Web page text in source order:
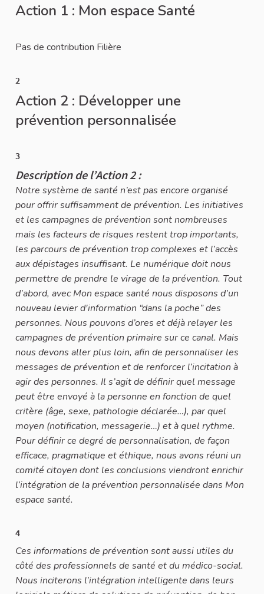
Action 1 : Mon espace Santé
Pas de contribution Filière
2
Action 2 : Développer une
prévention personnalisée
3
Description de l’Action 2 :
Notre système de santé n’est pas encore organisé
pour offrir suffisamment de prévention. Les initiatives
et les campagnes de prévention sont nombreuses
mais les facteurs de risques restent trop importants,
les parcours de prévention trop complexes et l’accès
aux dépistages insuffisant. Le numérique doit nous
permettre de prendre le virage de la prévention. Tout
d’abord, avec Mon espace santé nous disposons d’un
nouveau levier d'information “dans la poche” des
personnes. Nous pouvons d’ores et déjà relayer les
campagnes de prévention primaire sur ce canal. Mais
nous devons aller plus loin, afin de personnaliser les
messages de prévention et de renforcer l’incitation à
agir des personnes. Il s’agit de définir quel message
peut être envoyé à la personne en fonction de quel
critère (âge, sexe, pathologie déclarée…), par quel
moyen (notification, messagerie…) et à quel rythme.
Pour définir ce degré de personnalisation, de façon
efficace, pragmatique et éthique, nous avons réuni un
comité citoyen dont les conclusions viendront enrichir
l’intégration de la prévention personnalisée dans Mon
espace santé.
4
Ces informations de prévention sont aussi utiles du
côté des professionnels de santé et du médico-social.
Nous inciterons l’intégration intelligente dans leurs